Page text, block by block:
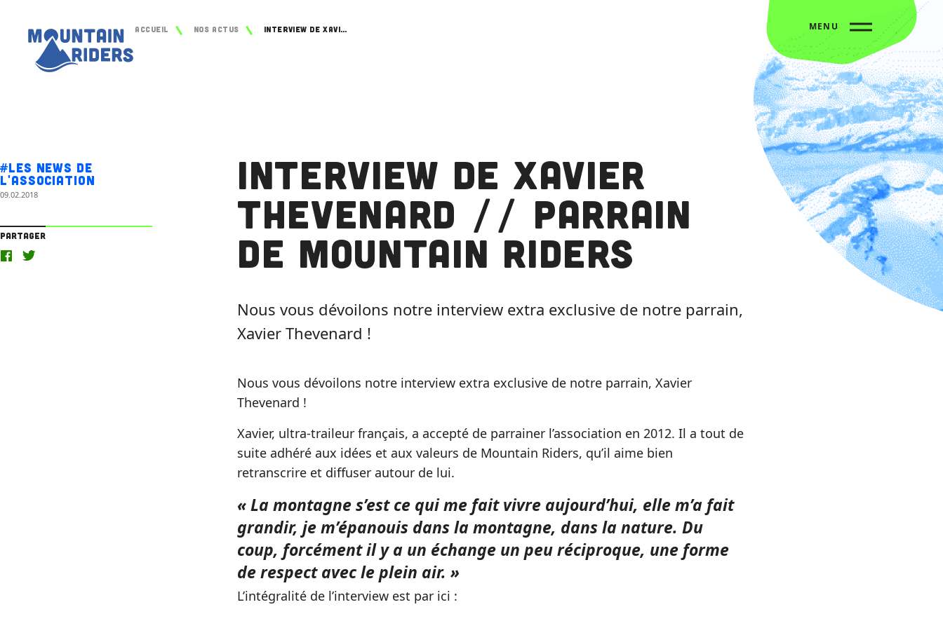
Accueil Nos actus Interview de Xavier Thevenard // Parrain de Mountain Riders MENU
#Les news de
l'association
09.02.2018
Partager
Interview de Xavier
Thevenard // Parrain
de Mountain Riders
Nous vous dévoilons notre interview extra exclusive de notre parrain,
Xavier Thevenard !
Nous vous dévoilons notre interview extra exclusive de notre parrain, Xavier
Thevenard !
Xavier, ultra-traileur français, a accepté de parrainer l’association en 2012. Il a tout de
suite adhéré aux idées et aux valeurs de Mountain Riders, qu’il aime bien
retranscrire et diffuser autour de lui.
« La montagne s’est ce qui me fait vivre aujourd’hui, elle m’a fait
grandir, je m’épanouis dans la montagne, dans la nature. Du
coup, forcément il y a un échange un peu réciproque, une forme
de respect avec le plein air. »
L’intégralité de l’interview est par ici :